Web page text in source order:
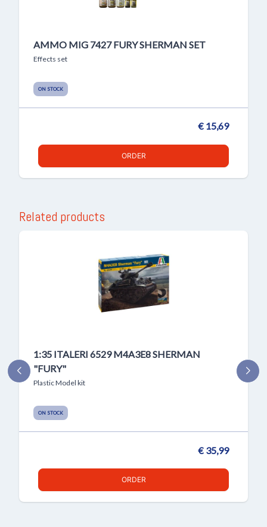
AMMO MIG 7427 FURY SHERMAN SET
Effects set
ON STOCK
€ 15,69
ORDER
Related products
1:35 ITALERI 6529 M4A3E8 SHERMAN
"FURY"
Plastic Model kit
ON STOCK
€ 35,99
ORDER